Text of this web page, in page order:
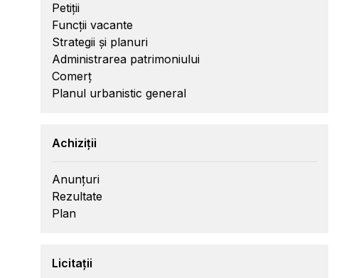
Petiții
Funcții vacante
Strategii și planuri
Administrarea patrimoniului
Comerț
Planul urbanistic general
Achiziții
Anunțuri
Rezultate
Plan
Licitații